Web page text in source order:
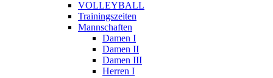
VOLLEYBALL
Trainingszeiten
Mannschaften
Damen I
Damen II
Damen III
Herren I